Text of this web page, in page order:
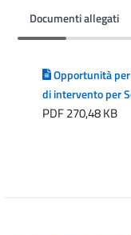
Documenti allegati
Opportunità per
di intervento per
PDF 270,48 KB